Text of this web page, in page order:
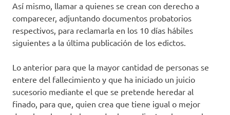
Así mismo, llamar a quienes se crean con derecho a
comparecer, adjuntando documentos probatorios
respectivos, para reclamarla en los 10 días hábiles
siguientes a la última publicación de los edictos.
Lo anterior para que la mayor cantidad de personas se
entere del fallecimiento y que ha iniciado un juicio
sucesorio mediante el que se pretende heredar al
finado, para que, quien crea que tiene igual o mejor